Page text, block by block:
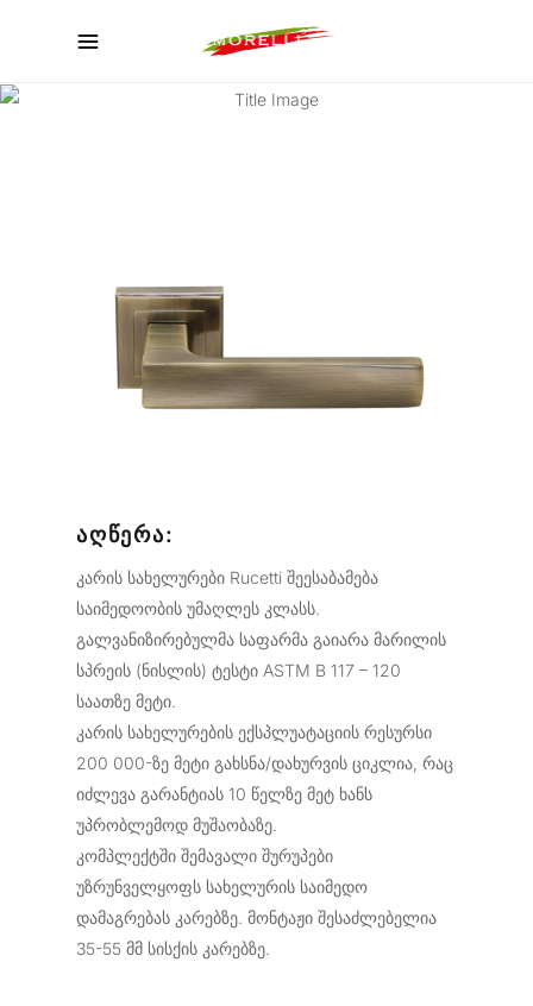
ᲙᲐᲢᲐᲚᲝᲒᲘ
ᲐᲦᲬᲔᲠᲐ:
კარის სახელურები Rucetti შეესაბამება
საიმედოობის უმაღლეს კლასს.
გალვანიზირებულმა საფარმა გაიარა მარილის
სპრეის (ნისლის) ტესტი ASTM B 117 – 120
საათზე მეტი.
კარის სახელურების ექსპლუატაციის რესურსი
200 000-ზე მეტი გახსნა/დახურვის ციკლია, რაც
იძლევა გარანტიას 10 წელზე მეტ ხანს
უპრობლემოდ მუშაობაზე.
კომპლექტში შემავალი შურუპები
უზრუნველყოფს სახელურის საიმედო
დამაგრებას კარებზე. მონტაჟი შესაძლებელია
35-55 მმ სისქის კარებზე.